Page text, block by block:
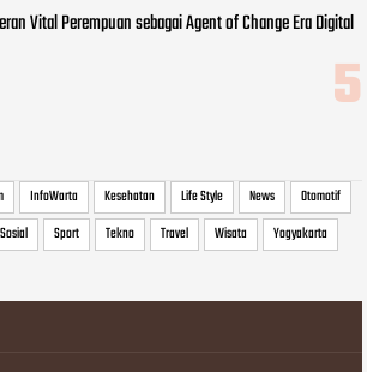
Vital Perempuan sebagai Agent of Change Era Digital
InfoWarta Kesehatan Life Style News
Otomotif
Sosial Sport Tekno Travel Wisata Yogyakarta